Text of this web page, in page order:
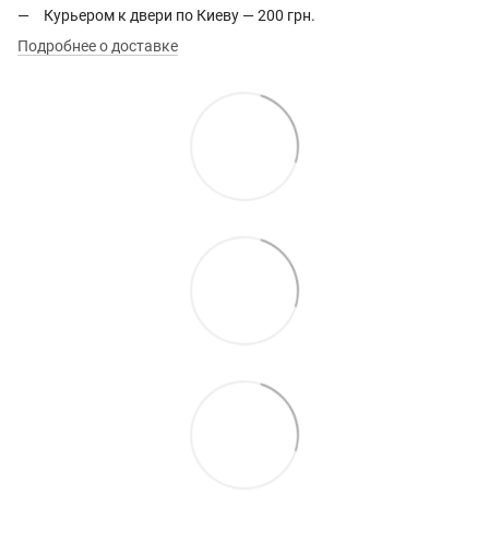
Курьером к двери по Киеву — 200 грн.
Подробнее о доставке